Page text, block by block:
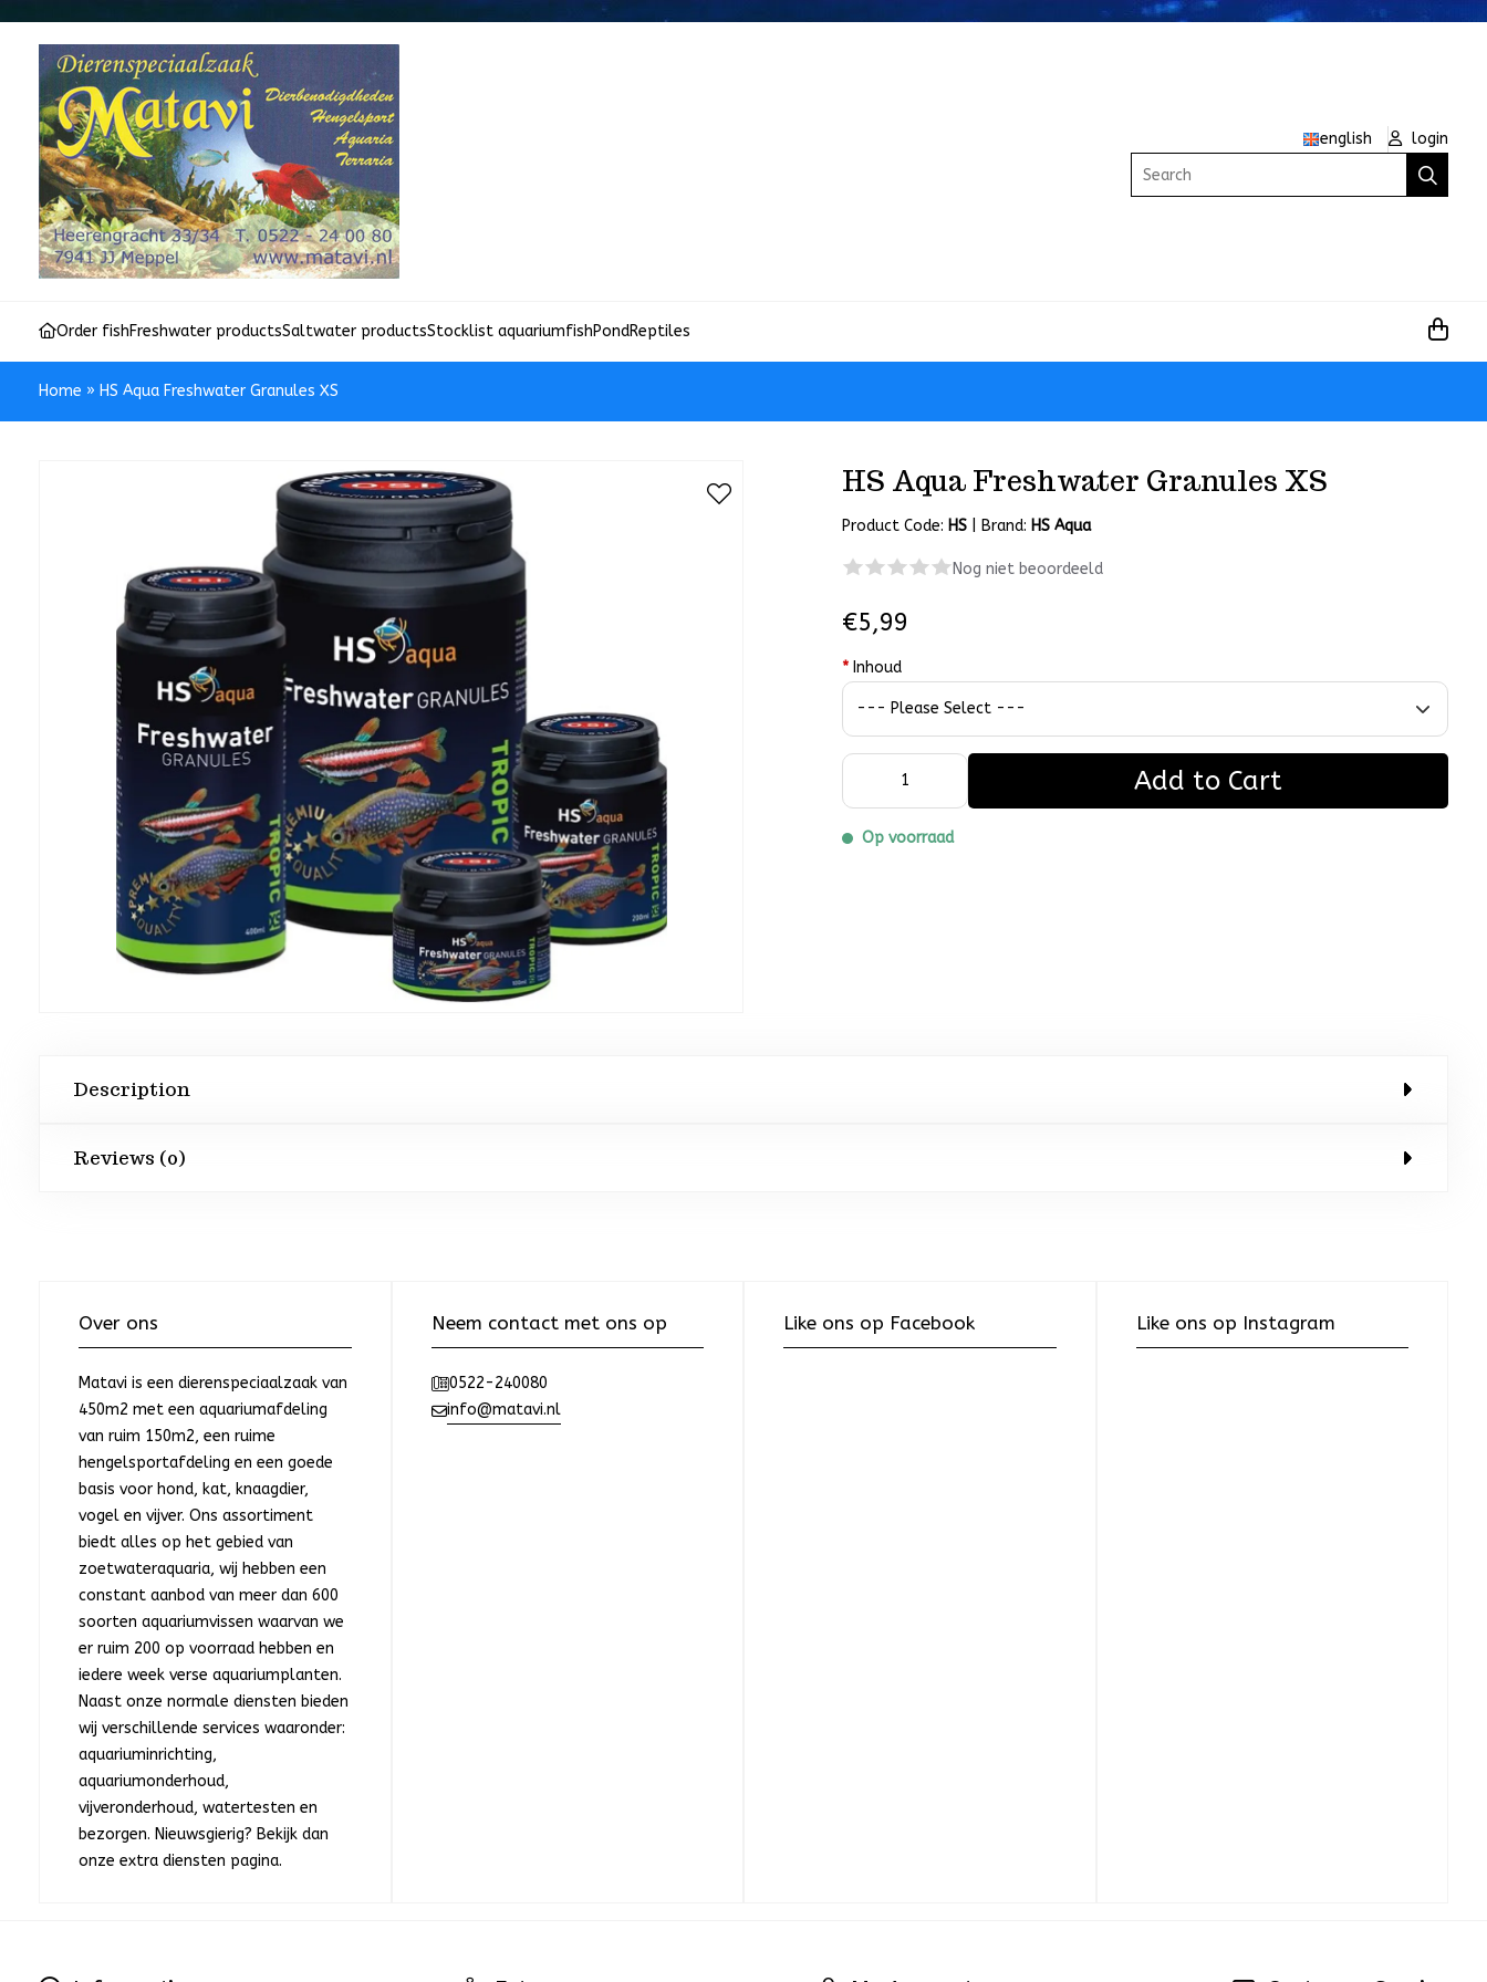
english
login
Search
Order fishFreshwater productsSaltwater productsStocklist aquariumfishPondReptiles
Home » HS Aqua Freshwater Granules XS
HS Aqua Freshwater Granules XS
Product Code: HS Brand: HS Aqua
Nog niet beoordeeld
€5,99
* Inhoud
Add to Cart
Op voorraad
Description
Reviews (0)
Over ons
Matavi is een dierenspeciaalzaak van
450m2 met een aquariumafdeling
van ruim 150m2, een ruime
hengelsportafdeling en een goede
basis voor hond, kat, knaagdier,
vogel en vijver. Ons assortiment
biedt alles op het gebied van
zoetwateraquaria, wij hebben een
constant aanbod van meer dan 600
soorten aquariumvissen waarvan we
er ruim 200 op voorraad hebben en
iedere week verse aquariumplanten.
Naast onze normale diensten bieden
wij verschillende services waaronder:
aquariuminrichting,
aquariumonderhoud,
vijveronderhoud, watertesten en
bezorgen. Nieuwsgierig? Bekijk dan
onze extra diensten pagina.
Neem contact met ons op
0522-240080
info@matavi.nl
Like ons op Facebook Like ons op Instagram